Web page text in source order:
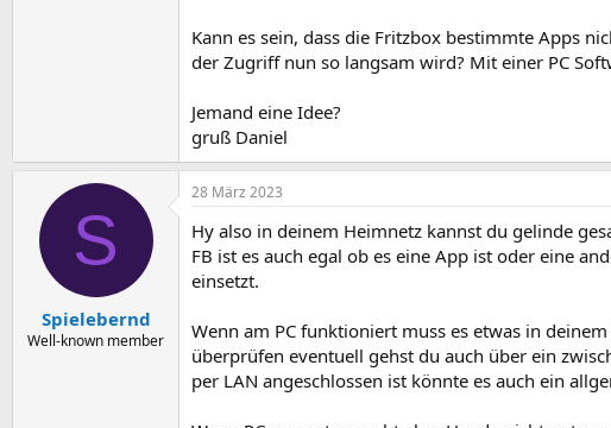
Kann es sein, dass die Fritzbox bestimmte Apps
der Zugriff nun so langsam wird? Mit einer PC
Jemand eine Idee?
gruß Daniel
S
Spielebernd
Well-known member
28 März 2023
Hy also in deinem Heimnetz kannst du gelinde
FB ist es auch egal ob es eine App ist oder eine
einsetzt.
Wenn am PC funktioniert muss es etwas in
überprüfen eventuell gehst du auch über ein
per LAN angeschlossen ist könnte es auch ein